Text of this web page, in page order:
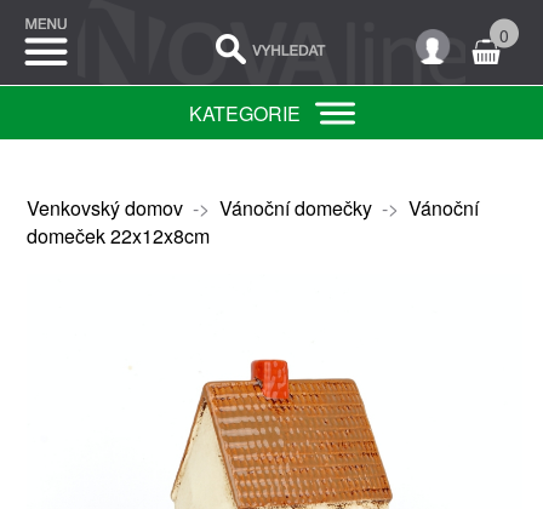
0
KATEGORIE
Venkovský domov-> Vánoční domečky-> Vánoční
domeček 22x12x8cm